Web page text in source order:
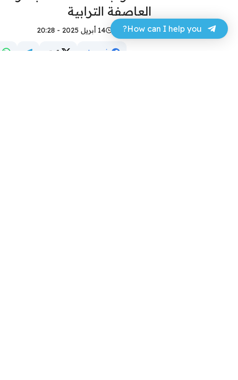
العاصفة الترابية
حسن عجر 14 أبريل 2025 - 20:28
فيسبوك تويتر
How can I help you?